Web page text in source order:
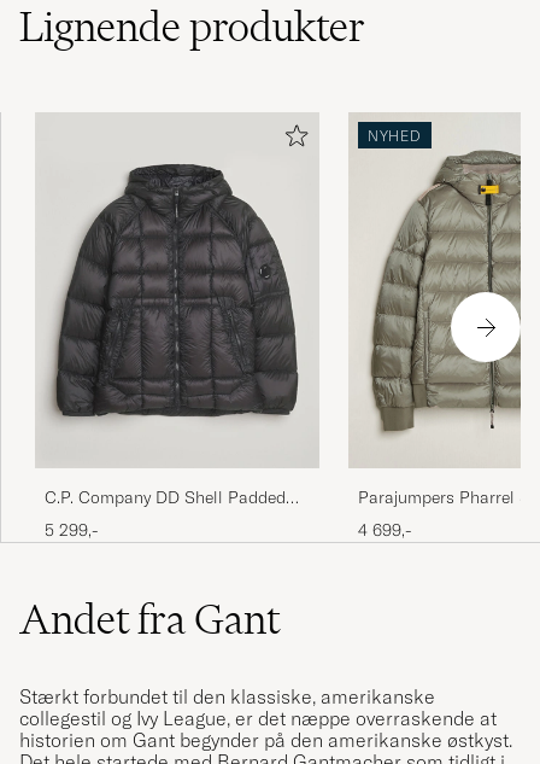
Lignendeprodukter
C.P. Company DD Shell Padded
Hood Jacket Black
5 299,-
NYHED
Parajumpers Pharrel
Hooded Jacket Mid
4 699,-
Andet fra Gant
Stærkt forbundet til den klassiske, amerikanske
collegestil og Ivy League, er det næppe overraskende at
historien om Gant begynder på den amerikanske østkyst.